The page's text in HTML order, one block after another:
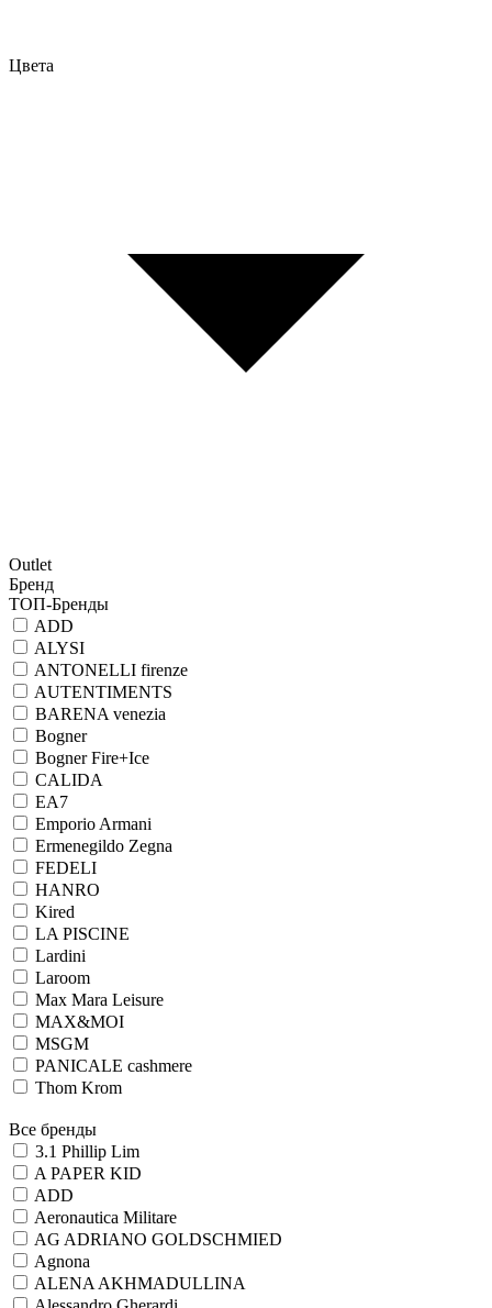
Цвета
Outlet
Бренд
ТОП-Бренды
ADD
ALYSI
ANTONELLI firenze
AUTENTIMENTS
BARENA venezia
Bogner
Bogner Fire+Ice
CALIDA
EA7
Emporio Armani
Ermenegildo Zegna
FEDELI
HANRO
Kired
LA PISCINE
Lardini
Laroom
Max Mara Leisure
MAX&MOI
MSGM
PANICALE cashmere
Thom Krom
Все бренды
3.1 Phillip Lim
A PAPER KID
ADD
Aeronautica Militare
AG ADRIANO GOLDSCHMIED
Agnona
ALENA AKHMADULLINA